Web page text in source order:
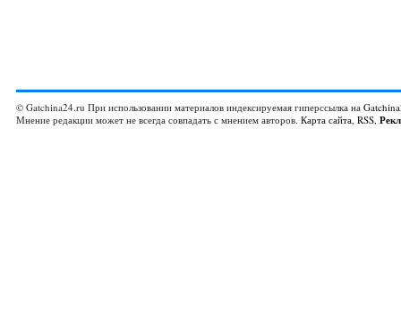
© Gatchina24.ru При использовании материалов индексируемая гиперссылка на
Мнение редакции может не всегда совпадать с мнением авторов. Карта сайта, RSS,